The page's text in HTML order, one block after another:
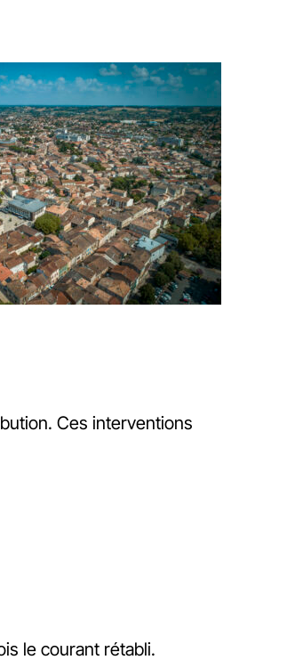
Ces interventions
le courant rétabli.